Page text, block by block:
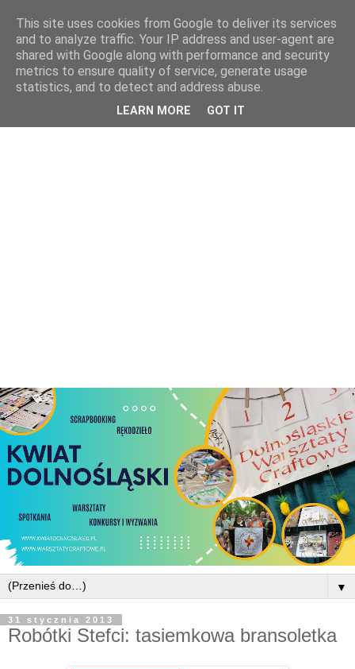
▼
31 stycznia 2013
Robótki Stefci: tasiemkowa bransoletka
This site uses cookies from Google to deliver its services
and to analyze traffic. Your IP address and user-agent are
shared with Google along with performance and security
metrics to ensure quality of service, generate usage
statistics, and to detect and address abuse.
LEARN MORE GOT IT